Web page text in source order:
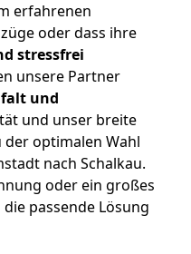
erfahrenen
oder dass ihre
stressfrei
unsere Partner
und
und unser breite
der optimalen Wahl
nach Schalkau.
oder ein großes
passende Lösung